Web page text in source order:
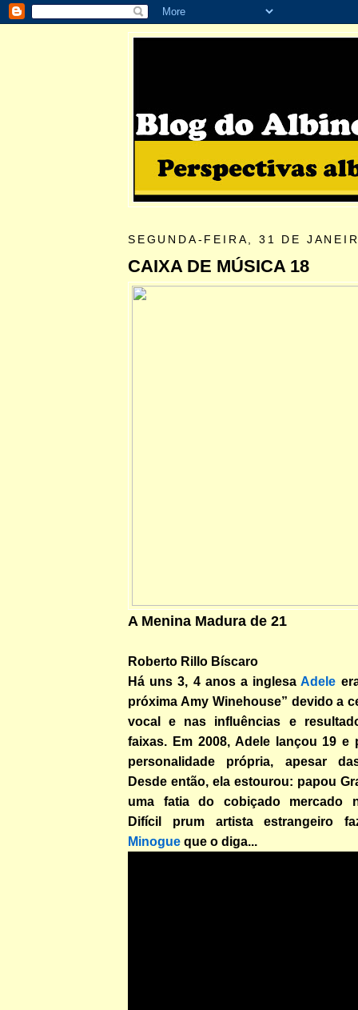
SEGUNDA-FEIRA, 31 DE
CAIXA DE MÚSICA 18
A Menina Madura de 21
Roberto Rillo Bíscaro
Há uns 3, 4 anos a inglesaAdele
próxima Amy Winehouse” devido a
vocal e nas influências e
faixas. Em 2008, Adele lançou 19 e
personalidade própria, apesar
Desde então, ela estourou: papou
uma fatia do cobiçado mercado
Difícil prum artista estrangeiro
Minogue que o diga...